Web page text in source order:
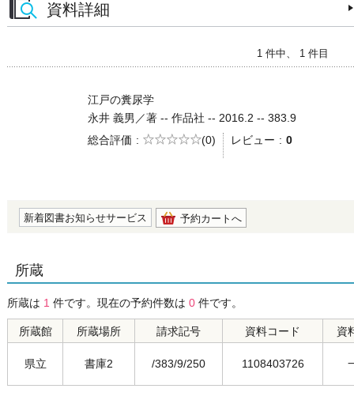
資料詳細
1 件中、 1 件目
江戸の糞尿学
永井 義男／著 -- 作品社 -- 2016.2 -- 383.9
総合評価
5段階評価
(0) レビュー 0
新着図書お知らせサービス 予約カートへ
所蔵
所蔵は 1 件です。現在の予約件数は 0 件です。
所蔵館 所蔵場所 請求記号 資料コード 資
県立 書庫2 /383/9/250 1108403726